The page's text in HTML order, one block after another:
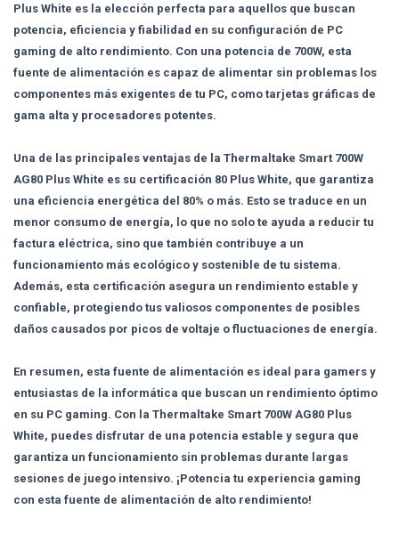
Plus White es la elección perfecta para aquellos que buscan
potencia, eficiencia y fiabilidad en su configuración de PC
gaming de alto rendimiento. Con una potencia de 700W, esta
fuente de alimentación es capaz de alimentar sin problemas los
componentes más exigentes de tu PC, como tarjetas gráficas de
gama alta y procesadores potentes.
Una de las principales ventajas de la Thermaltake Smart 700W
AG80 Plus White es su certificación 80 Plus White, que garantiza
una eficiencia energética del 80% o más. Esto se traduce en un
menor consumo de energía, lo que no solo te ayuda a reducir tu
factura eléctrica, sino que también contribuye a un
funcionamiento más ecológico y sostenible de tu sistema.
Además, esta certificación asegura un rendimiento estable y
confiable, protegiendo tus valiosos componentes de posibles
daños causados por picos de voltaje o fluctuaciones de energía.
En resumen, esta fuente de alimentación es ideal para gamers y
entusiastas de la informática que buscan un rendimiento óptimo
en su PC gaming. Con la Thermaltake Smart 700W AG80 Plus
White, puedes disfrutar de una potencia estable y segura que
garantiza un funcionamiento sin problemas durante largas
sesiones de juego intensivo. ¡Potencia tu experiencia gaming
con esta fuente de alimentación de alto rendimiento!